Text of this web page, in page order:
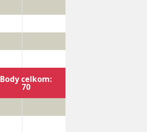
Body celkom:
70